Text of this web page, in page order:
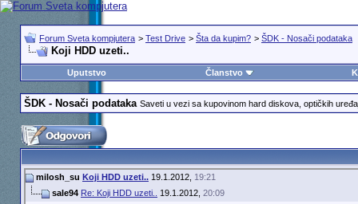
Forum Sveta kompjutera > Test Drive > Šta da kupim? > ŠDK - Nosači podataka
Koji HDD uzeti..
Uputstvo Članstvo
ŠDK - Nosači podataka Saveti u vezi sa kupovinom hard diskova, optičkih
milosh_su Koji HDD uzeti..19.1.2012, 19:21
sale94 Re: Koji HDD uzeti.. 19.1.2012, 20:09